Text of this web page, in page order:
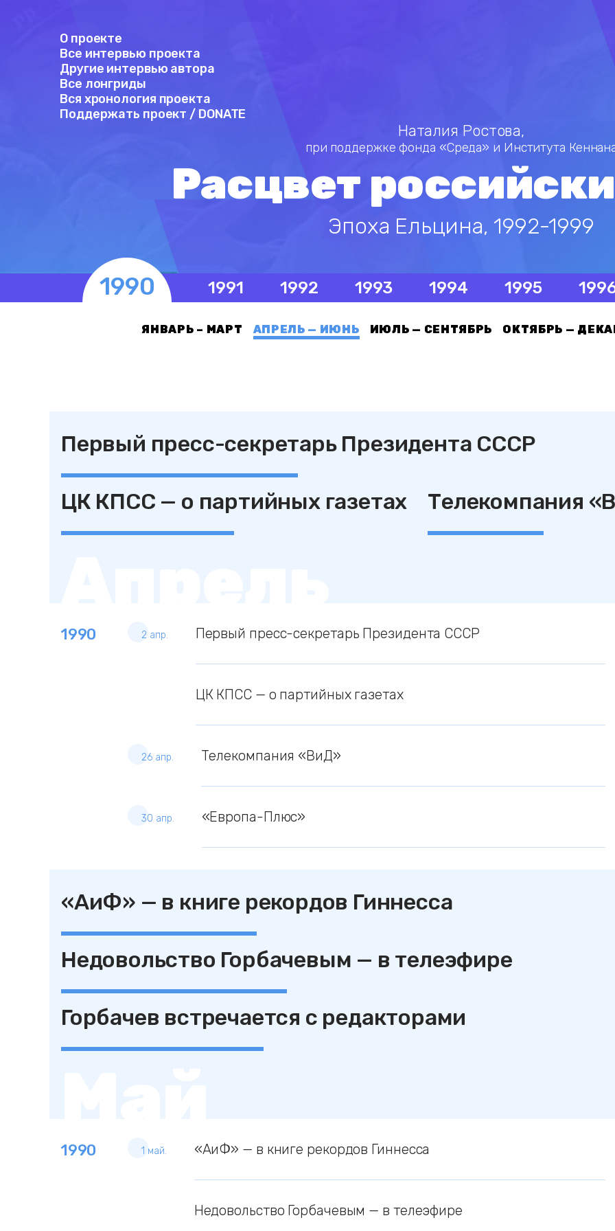
О проекте
Все интервью проекта
Другие интервью автора
Все лонгриды
Вся хронология проекта
Поддержать проект / DONATE
Наталия Ростова,
при поддержке фонда «Среда» и Института
Расцвет
Эпоха Ельцина, 1992-1999
1990 1991 1992 1993 1994 1995
ЯНВАРЬ – МАРТ АПРЕЛЬ — ИЮНЬ ИЮЛЬ — СЕНТЯБРЬ ОКТЯБРЬ —
Первый пресс-секретарь Президента СССР
ЦК КПСС — о партийных газетах Телекомпания
1990 2 апр. Первый пресс-секретарь Президента СССР
ЦК КПСС — о партийных газетах
26 апр. Телекомпания «ВиД»
30 апр. «Европа-Плюс»
«АиФ» — в книге рекордов Гиннесса
Недовольство Горбачевым — в телеэфире
Горбачев встречается с редакторами
1990 1 май. «АиФ» — в книге рекордов Гиннесса
Недовольство Горбачевым — в телеэфире